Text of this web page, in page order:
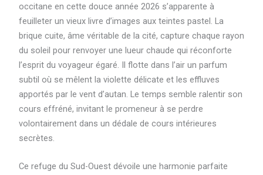
occitane en cette douce année 2026 s’apparente à
feuilleter un vieux livre d’images aux teintes pastel. La
brique cuite, âme véritable de la cité, capture chaque rayon
du soleil pour renvoyer une lueur chaude qui réconforte
l’esprit du voyageur égaré. Il flotte dans l’air un parfum
subtil où se mêlent la violette délicate et les effluves
apportés par le vent d’autan. Le temps semble ralentir son
cours effréné, invitant le promeneur à se perdre
volontairement dans un dédale de cours intérieures
secrètes.
Ce refuge du Sud-Ouest dévoile une harmonie parfaite